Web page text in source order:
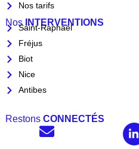
Nos tarifs
Nos INTERVENTIONS
Saint-Raphaël
Fréjus
Biot
Nice
Antibes
Restons CONNECTÉS